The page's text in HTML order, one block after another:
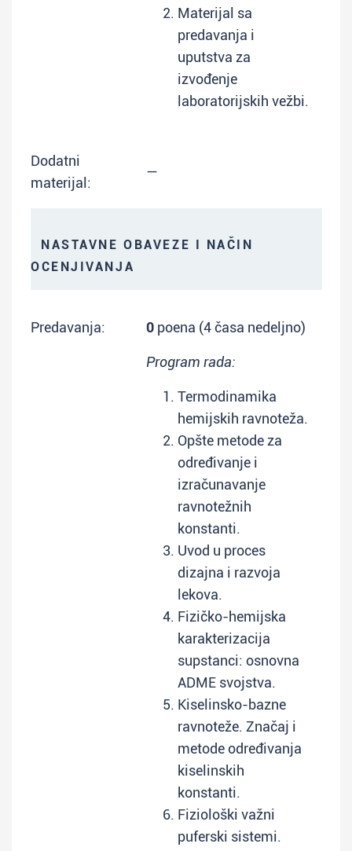
Materijal sa
predavanja i
uputstva za
izvođenje
laboratorijskih vežbi.
Dodatni
materijal:
—
NASTAVNE OBAVEZE I NAČIN
OCENJIVANJA
Predavanja: 0 poena (4 časa nedeljno)
Program rada:
Termodinamika
hemijskih ravnoteža.
Opšte metode za
određivanje i
izračunavanje
ravnotežnih
konstanti.
Uvod u proces
dizajna i razvoja
lekova.
Fizičko-hemijska
karakterizacija
supstanci: osnovna
ADME svojstva.
Kiselinsko-bazne
ravnoteže. Značaj i
metode određivanja
kiselinskih
konstanti.
Fiziološki važni
puferski sistemi.